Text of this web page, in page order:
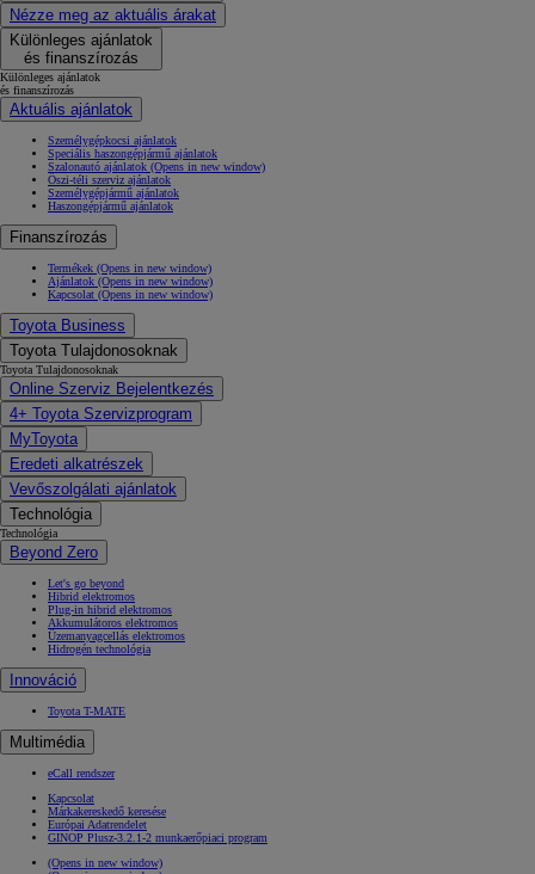
Nézze meg az aktuális árakat
Különleges ajánlatok
és finanszírozás
Különleges ajánlatok
és finanszírozás
Aktuális ajánlatok
Személygépkocsi ajánlatok
Speciális haszongépjármű ajánlatok
Szalonautó ajánlatok (Opens in new window)
Őszi-téli szerviz ajánlatok
Személygépjármű ajánlatok
Haszongépjármű ajánlatok
Finanszírozás
Termékek (Opens in new window)
Ajánlatok (Opens in new window)
Kapcsolat (Opens in new window)
Toyota Business
Toyota Tulajdonosoknak
Toyota Tulajdonosoknak
Online Szerviz Bejelentkezés
4+ Toyota Szervizprogram
MyToyota
Eredeti alkatrészek
Vevőszolgálati ajánlatok
Technológia
Technológia
Beyond Zero
Let's go beyond
Hibrid elektromos
Plug-in hibrid elektromos
Akkumulátoros elektromos
Üzemanyagcellás elektromos
Hidrogén technológia
Innováció
Toyota T-MATE
Multimédia
eCall rendszer
Kapcsolat
Márkakereskedő keresése
Európai Adatrendelet
GINOP Plusz-3.2.1-2 munkaerőpiaci program
(Opens in new window)